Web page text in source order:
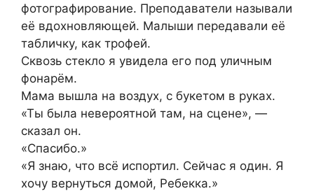
фотографирование. Преподаватели называли
её вдохновляющей. Малыши передавали её
табличку, как трофей.
Сквозь стекло я увидела его под уличным
фонарём.
Мама вышла на воздух, с букетом в руках.
«Ты была невероятной там, на сцене», —
сказал он.
«Спасибо.»
«Я знаю, что всё испортил. Сейчас я один. Я
хочу вернуться домой, Ребекка.»